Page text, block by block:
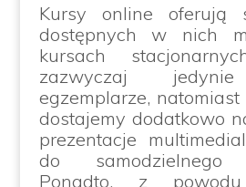
Kursy online oferują
dostępnych w nich
kursach
zazwyczaj
egzemplarze,
dostajemy dodatkowo
prezentacje
do samodzielnego
Ponadto, z